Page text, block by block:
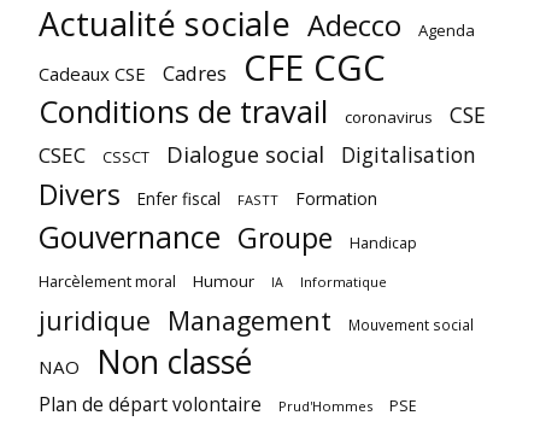
Actualité sociale Adecco Agenda
Cadeaux CSE Cadres CFE CGC
Conditions de travail coronavirus CSE
CSEC CSSCT Dialogue social Digitalisation
Divers Enfer fiscal FASTT Formation
Gouvernance Groupe Handicap
Harcèlement moral Humour IA Informatique
juridique Management Mouvement social
NAO Non classé
Plan de départ volontaire Prud'Hommes PSE